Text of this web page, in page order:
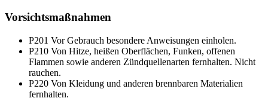
Vorsichtsmaßnahmen
P201 Vor Gebrauch besondere Anweisungen einholen.
P210 Von Hitze, heißen Oberflächen, Funken, offenen
Flammen sowie anderen Zündquellenarten fernhalten. Nicht
rauchen.
P220 Von Kleidung und anderen brennbaren Materialien
fernhalten.